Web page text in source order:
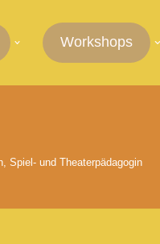
Workshops
Spiel- und Theaterpädagogin